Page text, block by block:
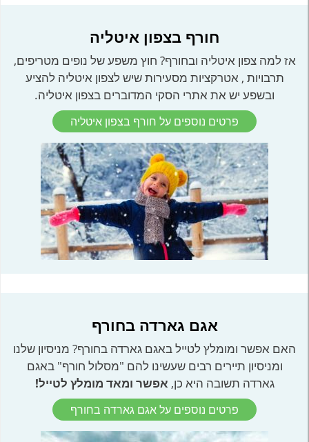
חורף בצפון איטליה
אז למה צפון איטליה ובחורף? חוץ משפע של נופים מטריפים,
תרבויות , אטרקציות מסעירות שיש לצפון איטליה להציע
ובשפע יש את אתרי הסקי המדוברים בצפון איטליה.
פרטים נוספים על חורף בצפון איטליה
אגם גארדה בחורף
האם אפשר ומומלץ לטייל באגם גארדה בחורף? מניסיון שלנו
ומניסיון תיירים רבים שעשינו להם "מסלול חורף" באגם
גארדה תשובה היא כן, אפשר ומאד מומלץ לטייל!
פרטים נוספים על אגם גארדה בחורף